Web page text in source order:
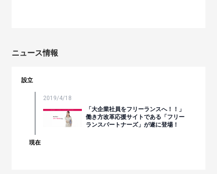
ニュース情報
設立
2019/4/18
「大企業社員をフリーランスへ！！」
働き方改革応援サイトである「フリー
ランスパートナーズ」が遂に登場！
現在